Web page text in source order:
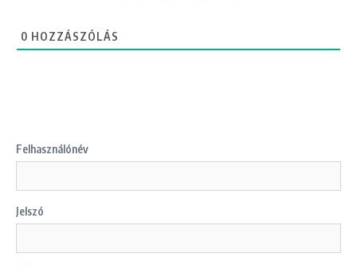
0 HOZZÁSZÓLÁS
Felhasználónév
Jelszó